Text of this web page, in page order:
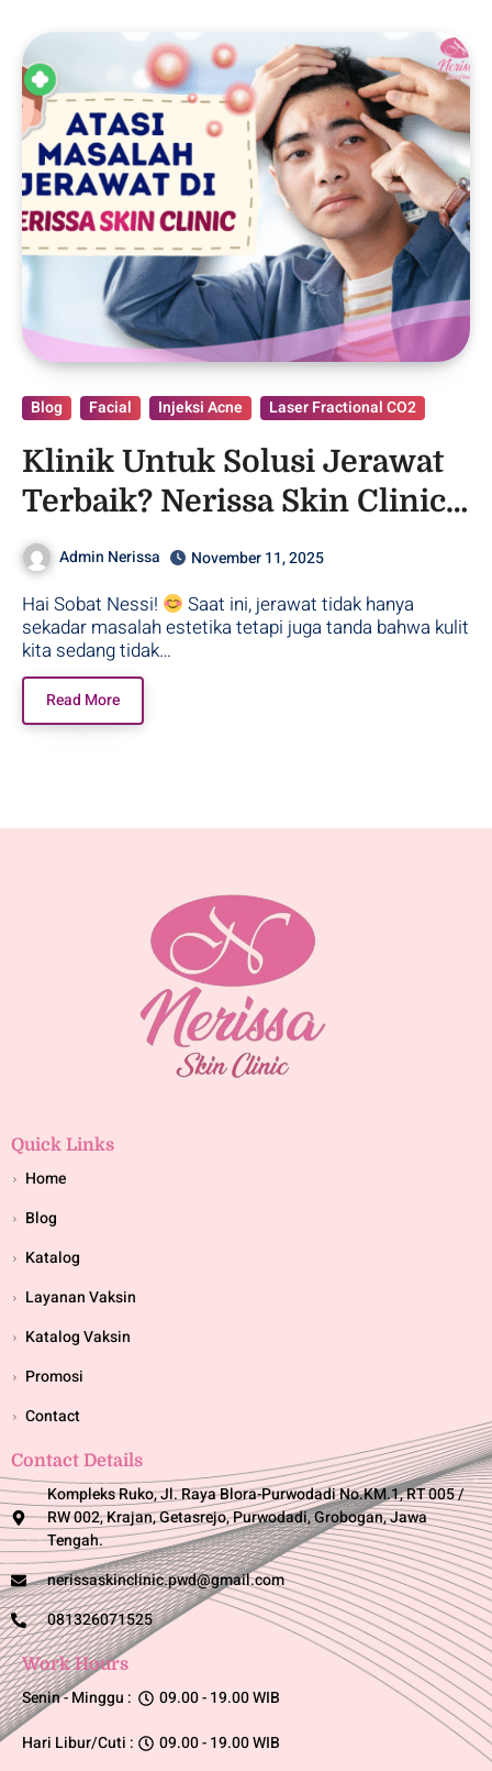
Blog Facial Injeksi Acne Laser Fractional CO2
Klinik Untuk Solusi Jerawat
Terbaik? Nerissa Skin Clinic
Purwodadi!
Admin Nerissa November 11, 2025
Hai Sobat Nessi!
Saat ini, jerawat tidak hanya
sekadar masalah estetika tetapi juga tanda bahwa kulit
kita sedang tidak…
Read More
Quick Links
Home
Blog
Katalog
Layanan Vaksin
Katalog Vaksin
Promosi
Contact
Contact Details
Kompleks Ruko, Jl. Raya Blora-Purwodadi No.KM.1, RT 005 /
RW 002, Krajan, Getasrejo, Purwodadi, Grobogan, Jawa
Tengah.
nerissaskinclinic.pwd@gmail.com
081326071525
Work Hours
Senin - Minggu :
Hari Libur/Cuti :
09.00 - 19.00 WIB
09.00 - 19.00 WIB